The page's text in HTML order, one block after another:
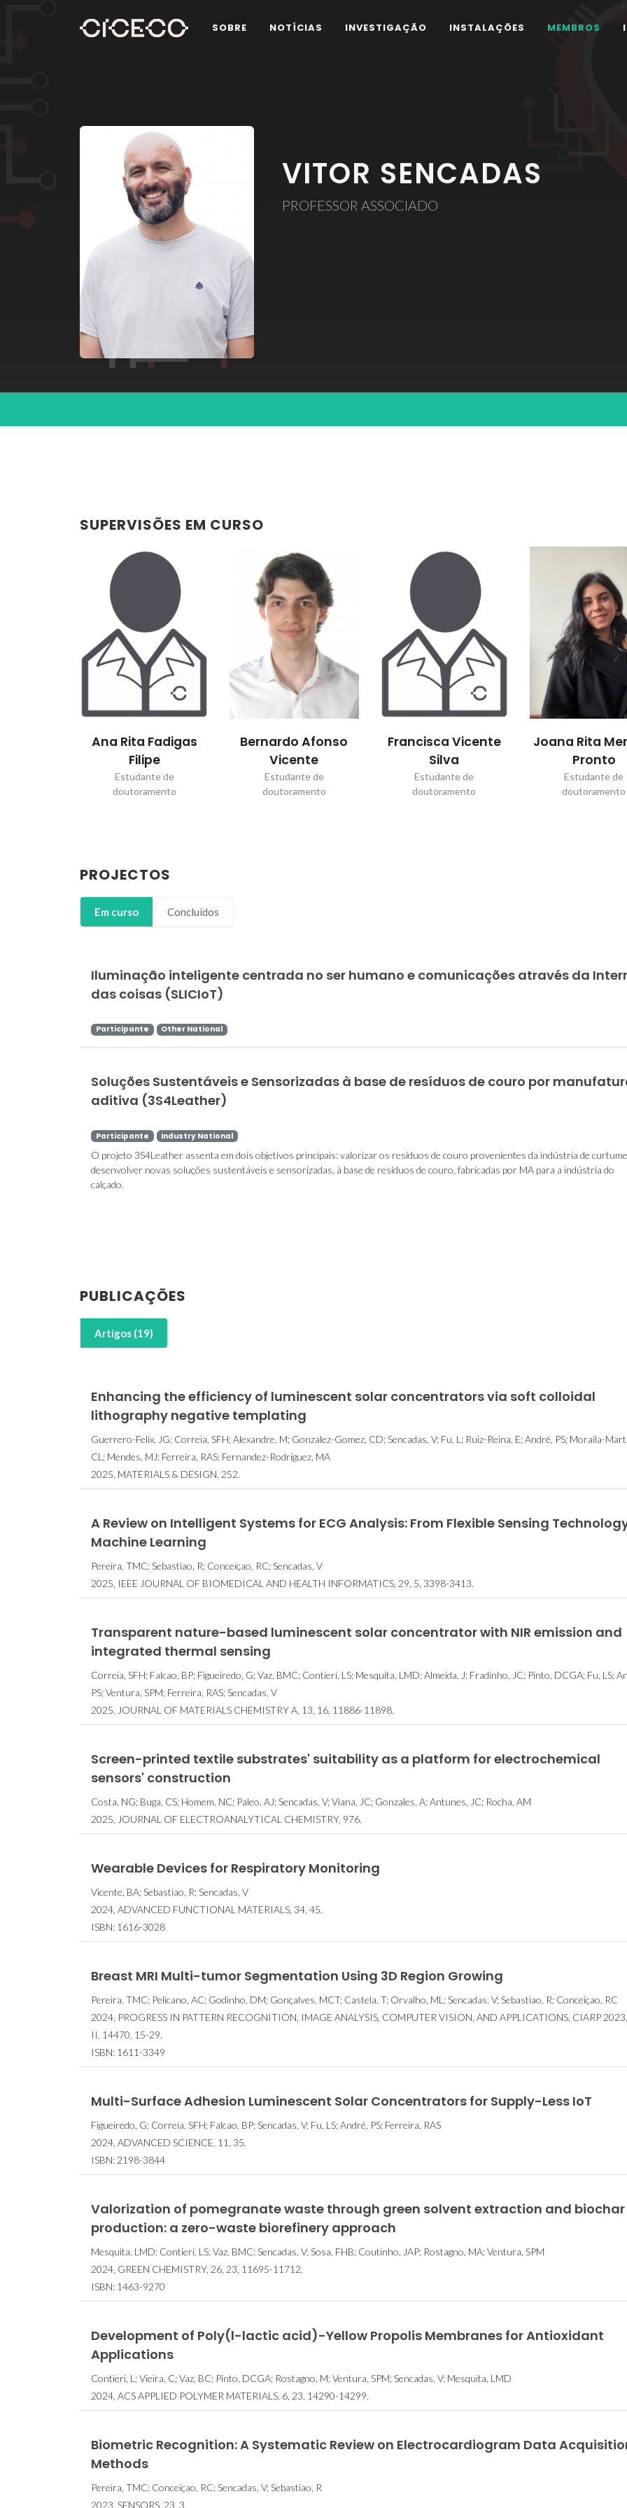
SOBRE NOTÍCIAS INVESTIGAÇÃO INSTALAÇÕES MEMBROS
VITOR SENCADAS
PROFESSOR ASSOCIADO
Mundo
SUPERVISÕES EM CURSO
Bernardo Afonso
Vicente
Estudante de
doutoramento
Francisca Vicente
Silva
Estudante de
doutoramento
Joana Rita Mendes
Pronto
Estudante de
doutoramento
Teresa
de Campos
Estudante de
doutoramento
PROJECTOS
Em curso Concluídos
Iluminação inteligente centrada no ser humano e comunicações através da
das coisas (SLICIoT)
Participante Other National
Soluções Sustentáveis e Sensorizadas à base de resíduos de couro por
aditiva (3S4Leather)
Participante Industry National
O projeto 3S4Leather assenta em dois objetivos principais: valorizar os resíduos de couro provenientes da indústria de
desenvolver novas soluções sustentáveis e sensorizadas, à base de resíduos de couro, fabricadas por MA para a indústria do
calçado.
PUBLICAÇÕES
Artigos (19)
Enhancing the efficiency of luminescent solar concentrators via soft colloidal
lithography negative templating
Guerrero-Felix, JG; Correia, SFH; Alexandre, M; Gonzalez-Gomez, CD; Sencadas, V; Fu, L; Ruiz-Reina, E; André, PS; Moraila-
CL; Mendes, MJ; Ferreira, RAS; Fernandez-Rodriguez, MA
2025, MATERIALS & DESIGN, 252.
A Review on Intelligent Systems for ECG Analysis: From Flexible Sensing
Machine Learning
Pereira, TMC; Sebastiao, R; Conceiçao, RC; Sencadas, V
2025, IEEE JOURNAL OF BIOMEDICAL AND HEALTH INFORMATICS, 29, 5, 3398-3413.
Transparent nature-based luminescent solar concentrator with NIR emission and
integrated thermal sensing
Correia, SFH; Falcao, BP; Figueiredo, G; Vaz, BMC; Contieri, LS; Mesquita, LMD; Almeida, J; Fradinho, JC; Pinto, DCGA; Fu, LS;
PS; Ventura, SPM; Ferreira, RAS; Sencadas, V
2025, JOURNAL OF MATERIALS CHEMISTRY A, 13, 16, 11886-11898.
Screen-printed textile substrates' suitability as a platform for electrochemical
sensors' construction
Costa, NG; Buga, CS; Homem, NC; Paleo, AJ; Sencadas, V; Viana, JC; Gonzales, A; Antunes, JC; Rocha, AM
2025, JOURNAL OF ELECTROANALYTICAL CHEMISTRY, 976.
Wearable Devices for Respiratory Monitoring
Vicente, BA; Sebastiao, R; Sencadas, V
2024, ADVANCED FUNCTIONAL MATERIALS, 34, 45.
ISBN: 1616-3028
Breast MRI Multi-tumor Segmentation Using 3D Region Growing
Pereira, TMC; Pelicano, AC; Godinho, DM; Gonçalves, MCT; Castela, T; Orvalho, ML; Sencadas, V; Sebastiao, R; Conceiçao, RC
2024, PROGRESS IN PATTERN RECOGNITION, IMAGE ANALYSIS, COMPUTER VISION, AND APPLICATIONS, CIARP
II, 14470, 15-29.
ISBN: 1611-3349
Multi-Surface Adhesion Luminescent Solar Concentrators for Supply-Less IoT
Figueiredo, G; Correia, SFH; Falcao, BP; Sencadas, V; Fu, LS; André, PS; Ferreira, RAS
2024, ADVANCED SCIENCE, 11, 35.
ISBN: 2198-3844
Valorization of pomegranate waste through green solvent extraction and biochar
production: a zero-waste biorefinery approach
Mesquita, LMD; Contieri, LS; Vaz, BMC; Sencadas, V; Sosa, FHB; Coutinho, JAP; Rostagno, MA; Ventura, SPM
2024, GREEN CHEMISTRY, 26, 23, 11695-11712.
ISBN: 1463-9270
Development of Poly(l-lactic acid)-Yellow Propolis Membranes for Antioxidant
Applications
Contieri, L; Vieira, C; Vaz, BC; Pinto, DCGA; Rostagno, M; Ventura, SPM; Sencadas, V; Mesquita, LMD
2024, ACS APPLIED POLYMER MATERIALS, 6, 23, 14290-14299.
Biometric Recognition: A Systematic Review on Electrocardiogram Data
Methods
Pereira, TMC; Conceiçao, RC; Sencadas, V; Sebastiao, R
2023, SENSORS, 23, 3.